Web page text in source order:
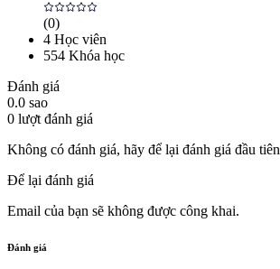
(0)
4 Học viên
554 Khóa học
Đánh giá
0.0 sao
0 lượt đánh giá
Không có đánh giá, hãy để lại đánh giá đầu tiên
Để lại đánh giá
Email của bạn sẽ không được công khai.
Đánh giá